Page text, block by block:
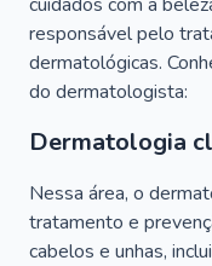
responsável pelo
dermatológicas.
do dermatologista:
Dermatologia
Nessa área, o
tratamento e
cabelos e unhas,